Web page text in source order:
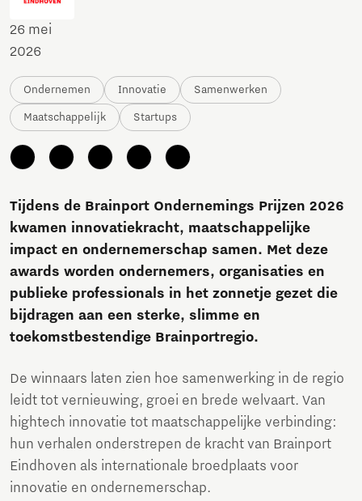
26 mei
2026
Ondernemen Innovatie Samenwerken
Maatschappelijk Startups
Tijdens de Brainport Ondernemings Prijzen 2026
kwamen innovatiekracht, maatschappelijke
impact en ondernemerschap samen. Met deze
awards worden ondernemers, organisaties en
publieke professionals in het zonnetje gezet die
bijdragen aan een sterke, slimme en
toekomstbestendige Brainportregio.
De winnaars laten zien hoe samenwerking in de regio
leidt tot vernieuwing, groei en brede welvaart. Van
hightech innovatie tot maatschappelijke verbinding:
hun verhalen onderstrepen de kracht van Brainport
Eindhoven als internationale broedplaats voor
innovatie en ondernemerschap.